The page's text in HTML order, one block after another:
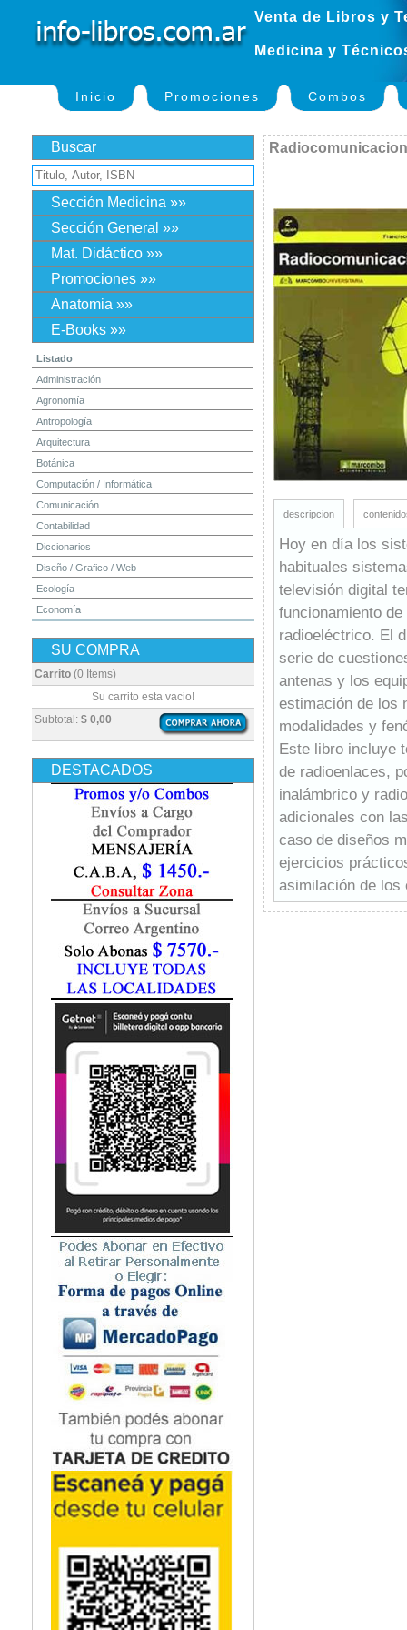
Venta de Libros y
Medicina y
Inicio Promociones Combos
Buscar
Sección Medicina »»
Sección General »»
Mat. Didáctico »»
Promociones »»
Anatomia »»
E-Books »»
Listado
Administración
Agronomía
Antropología
Arquitectura
Botánica
Computación / Informática
Comunicación
Contabilidad
Diccionarios
Diseño / Grafico / Web
Ecología
Economía
Electrónica
Estadística
Física
Higiene y Seguridad
Historia
Ingeniería
Marketing / Publicidad
Metodología Investigación
Negocios
Periodismo
Política
Programación
Psicología
Química
Recursos Humanos
Redes / LAN / WiFi
Sociología
SU COMPRA
Carrito (0 Items)
Subtotal: $ 0,00
Su carrito esta vacio!
DESTACADOS
descripcion
Hoy en día los
habituales
televisión digital
funcionamiento
radioeléctrico. El
serie de
antenas y los
estimación de los
modalidades y
Este libro incluye
de radioenlaces,
inalámbrico y
adicionales con
caso de diseños
ejercicios
asimilación de los
fichas temáticas